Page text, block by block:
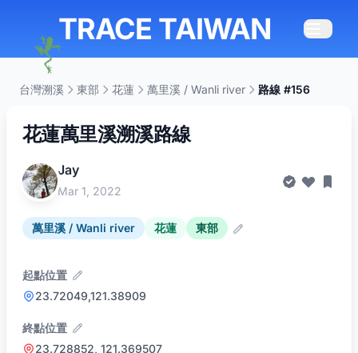
TRACE TAIWAN
台灣溯溪 東部 花蓮 萬里溪 / Wanli river 路線 #156
花蓮萬里溪溯溪路線
Jay
Mar 1, 2022
萬里溪 / Wanli river 花蓮 東部
起點位置
23.72049,121.38909
終點位置
23.728852, 121.369507